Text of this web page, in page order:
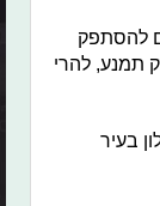
להסתפק
תמנע, להרי
בעיר